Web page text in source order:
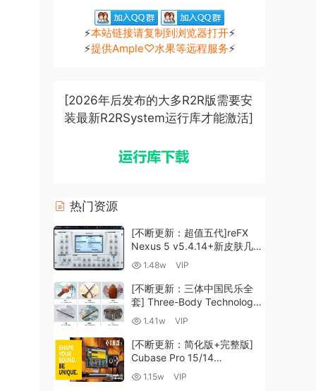
⚡本站链接请复制到浏览器打开⚡
⚡提供Ample♡水果等远程服务⚡
[2026年后发布的大多R2R版需要安
装最新R2RSystem运行库才能激活]
热门资源
[不断更新：超值五代]reFX
Nexus 5 v5.4.14+新皮肤几十
套+原厂+全套扩展+教程
1.48w VIP
[不断更新：三体中国民乐全
套] Three-Body Technology-
R2R [WiN, MacOSX]
1.41w VIP
[不断更新：简化版+完整版]
Cubase Pro 15/14
VR/R2R/U2B+原厂音源+插件
1.15w VIP